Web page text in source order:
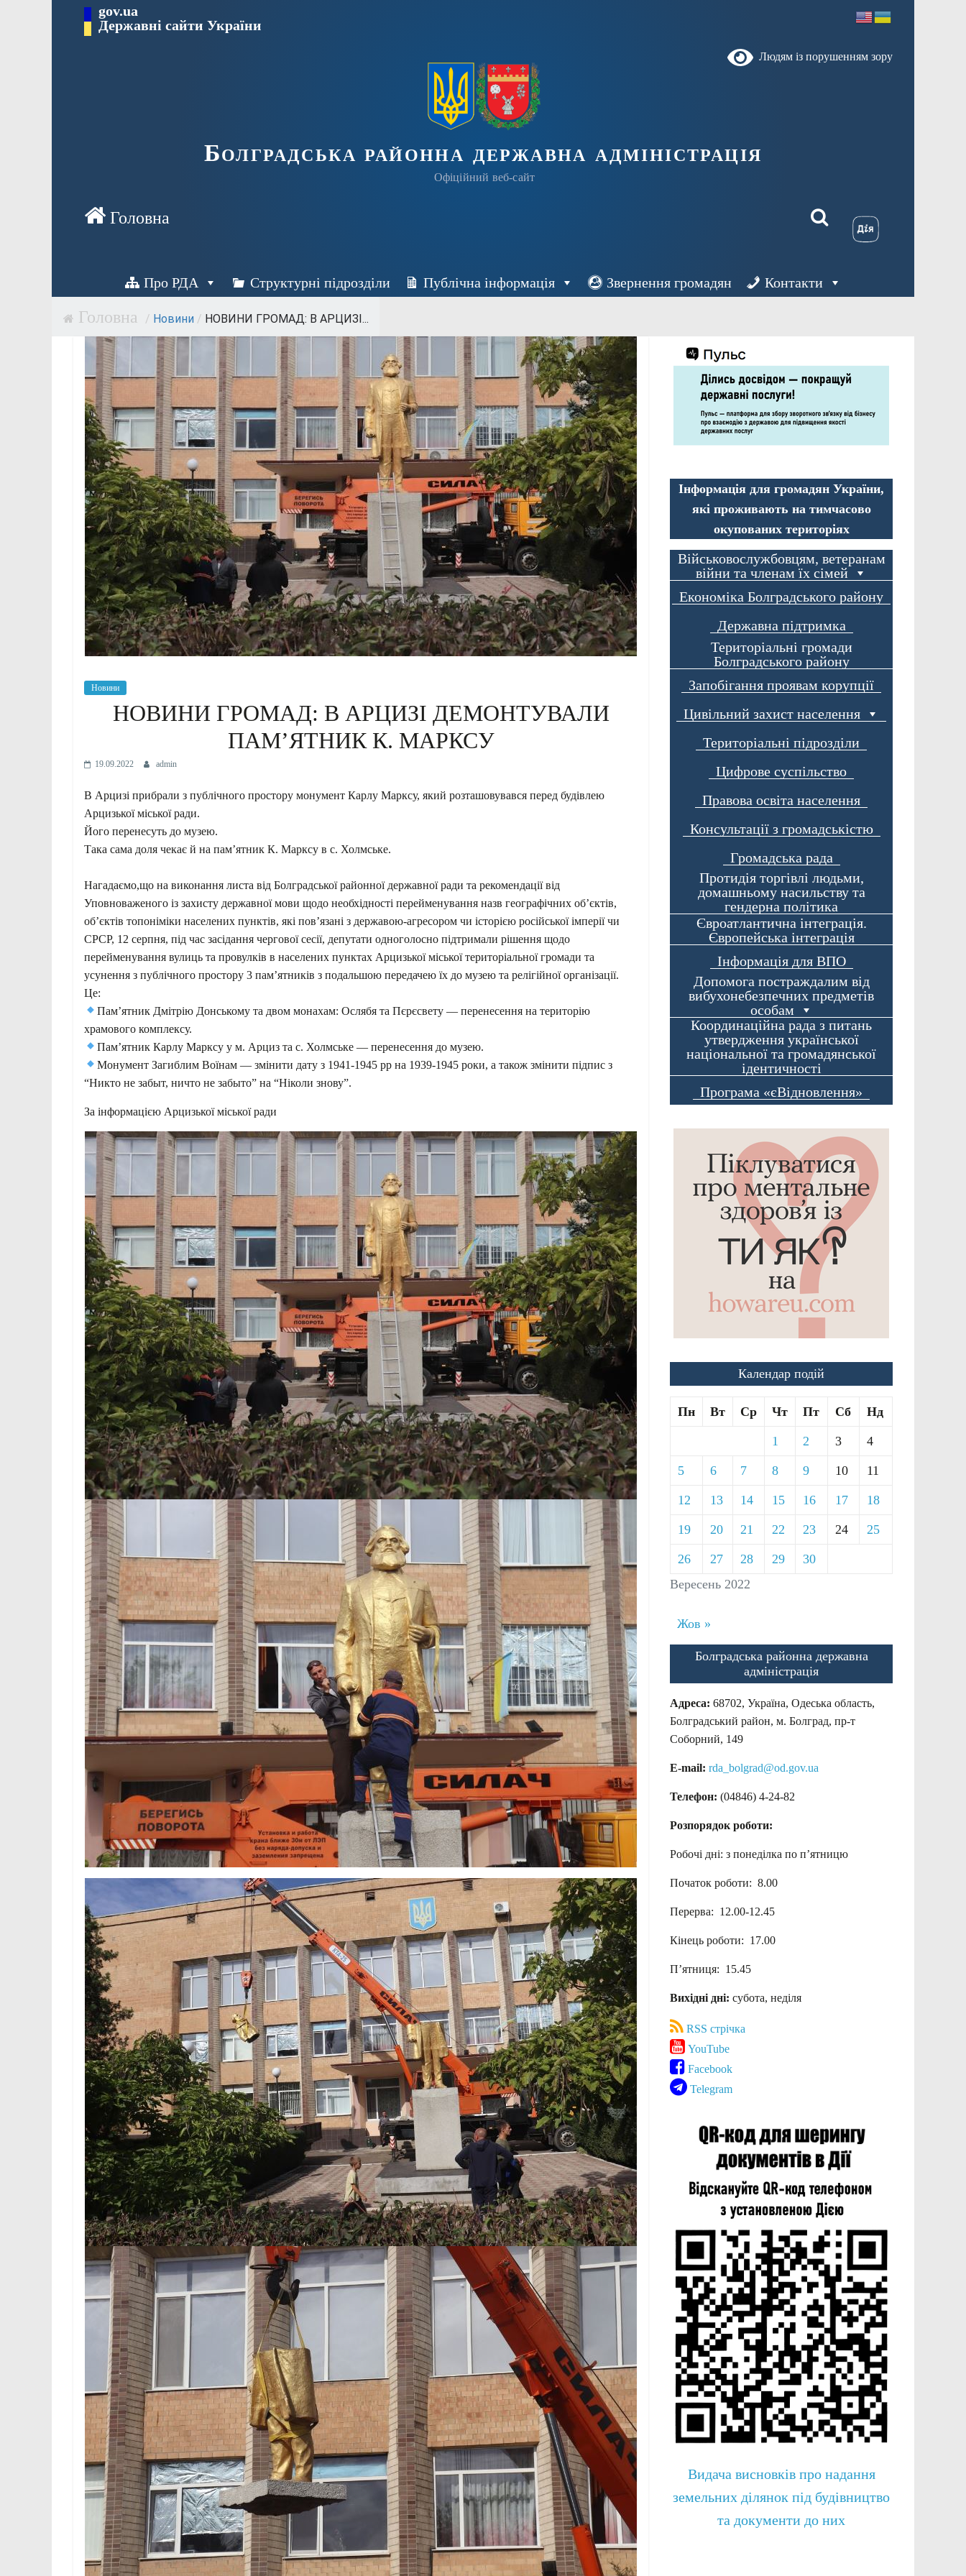
Перейти gov.ua
Державні сайти України
Людям із порушенням зору
Болградська районна державна адміністрація
Офіційний веб-сайт
Про РДА Структурні підрозділи Публічна інформація Звернення громадян Контакти
/ Новини / НОВИНИ ГРОМАД: В АРЦИЗІ...
Новини
НОВИНИ ГРОМАД: В АРЦИЗІ ДЕМОНТУВАЛИ
ПАМ’ЯТНИК К. МАРКСУ
19.09.2022 admin
В Арцизі прибрали з публічного простору монумент Карлу Марксу, який розташовувався перед будівлею
Арцизької міської ради.
Його перенесуть до музею.
Така сама доля чекає й на пам’ятник К. Марксу в с. Холмське.
Нагадаємо,що на виконання листа від Болградської районної державної ради та рекомендації від
Уповноваженого із захисту державної мови щодо необхідності перейменування назв географічних об’єктів,
об’єктів топоніміки населених пунктів, які пов’язані з державою-агресором чи історією російської імперії чи
СРСР, 12 серпня, під час засідання чергової сесії, депутати одноголосно підтримали рішення щодо
перейменування вулиць та провулків в населених пунктах Арцизької міської територіальної громади та
усунення з публічного простору 3 пам’ятників з подальшою передачею їх до музею та релігійної організації.
Це:
Пам’ятник Дмітрію Донському та двом монахам: Ослябя та Пєрєсвету — перенесення на територію
храмового комплексу.
Пам’ятник Карлу Марксу у м. Арциз та с. Холмське — перенесення до музею.
Монумент Загиблим Воїнам — змінити дату з 1941-1945 рр на 1939-1945 роки, а також змінити підпис з
“Никто не забыт, ничто не забыто” на “Ніколи знову”.
За інформацією Арцизької міської ради
Інформація для громадян України,
які проживають на тимчасово
окупованих територіях
Військовослужбовцям, ветеранам
війни та членам їх сімей
Економіка Болградського району
Державна підтримка
Територіальні громади
Болградського району
Запобігання проявам корупції
Цивільний захист населення
Територіальні підрозділи
Цифрове суспільство
Правова освіта населення
Консультації з громадськістю
Громадська рада
Протидія торгівлі людьми,
домашньому насильству та
гендерна політика
Євроатлантична інтеграція.
Європейська інтеграція
Інформація для ВПО
Допомога постраждалим від
вибухонебезпечних предметів
особам
Координаційна рада з питань
утвердження української
національної та громадянської
ідентичності
Програма «єВідновлення»
Календар подій
Вересень 2022
Пн Вт Ср Чт Пт Сб Нд
1 2 3 4
5 6 7 8 9 10 11
12 13 14 15 16 17 18
19 20 21 22 23 24 25
26 27 28 29 30
Жов »
Болградська районна державна
адміністрація
Адреса: 68702, Україна, Одеська область,
Болградський район, м. Болград, пр-т
Соборний, 149
E-mail: rda_bolgrad@od.gov.ua
Телефон: (04846) 4-24-82
Розпорядок роботи:
Робочі дні: з понеділка по п’ятницю
Початок роботи: 8.00
Перерва: 12.00-12.45
Кінець роботи: 17.00
П’ятниця: 15.45
Вихідні дні: субота, неділя
RSS стрічка
YouTube
Facebook
Telegram
Видача висновків про надання
земельних ділянок під будівництво
та документи до них